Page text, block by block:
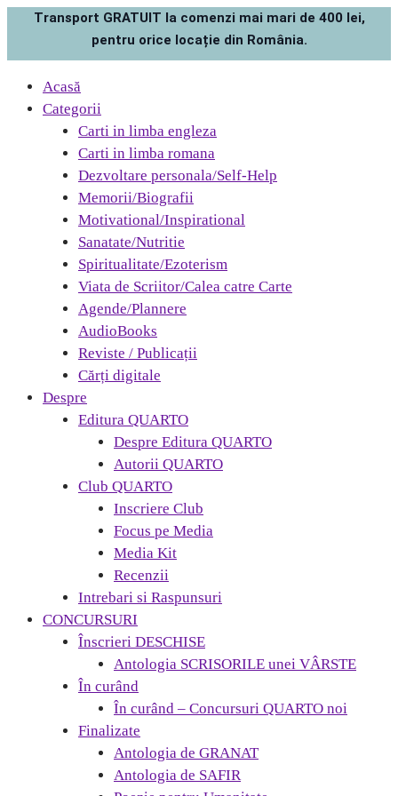
Transport GRATUIT la comenzi mai mari de 400 lei,
pentru orice locație din România.
Acasă
Categorii
Carti in limba engleza
Carti in limba romana
Dezvoltare personala/Self-Help
Memorii/Biografii
Motivational/Inspirational
Sanatate/Nutritie
Spiritualitate/Ezoterism
Viata de Scriitor/Calea catre Carte
Agende/Plannere
AudioBooks
Reviste / Publicații
Cărți digitale
Despre
Editura QUARTO
Despre Editura QUARTO
Autorii QUARTO
Club QUARTO
Inscriere Club
Focus pe Media
Media Kit
Recenzii
Intrebari si Raspunsuri
CONCURSURI
Înscrieri DESCHISE
Antologia SCRISORILE unei VÂRSTE
În curând
În curând – Concursuri QUARTO noi
Finalizate
Antologia de GRANAT
Antologia de SAFIR